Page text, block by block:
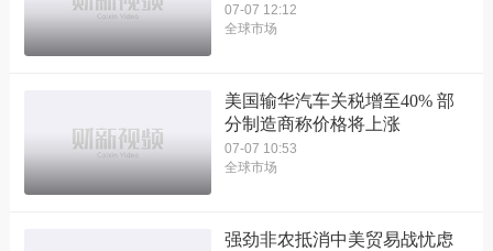
07-07 12:12
全球市场
美国输华汽车关税增至40% 部
分制造商称价格将上涨
07-07 10:53
全球市场
强劲非农抵消中美贸易战忧虑